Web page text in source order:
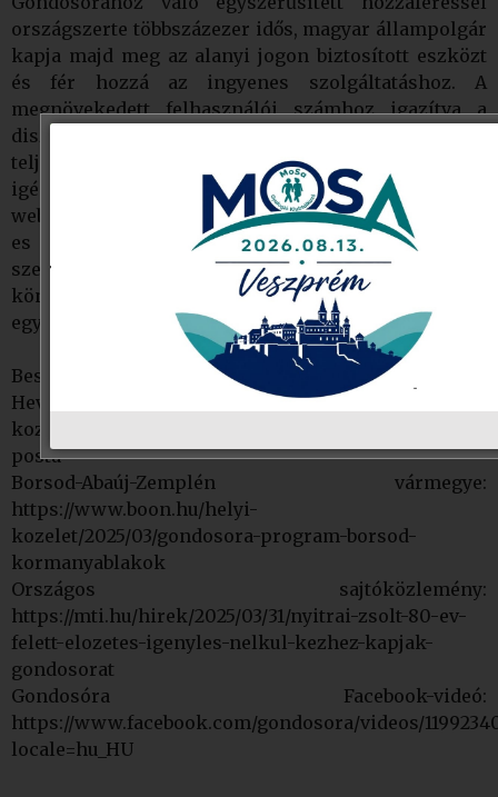
országszerte többszázezer idős, magyar állampolgár
kapja majd meg az alanyi jogon biztosított eszközt
és fér hozzá az ingyenes szolgáltatáshoz. A
megnövekedett felhasználói számhoz igazítva a
diszpécserközpont működése továbbra is
teljeskörűen biztosított. A regisztráció útján történő
igénylés továbbra is elérhető online, a gondosora.hu
weboldalon, az ingyenesen hívható, 0680 80 40 50-
es zöldszámon, papír alapon postai úton,
személyesen a kormányablakokban, a
könyvtárakban és számos gyógyszertárban
egyaránt.
Beszámoló és részletes tájékoztatás a bejelentésről:
Heves vármegye: https://www.heol.hu/helyi-
kozelet/2025/03/gondosora-heves-varmegye-magyar-
posta
Borsod-Abaúj-Zemplén vármegye:
https://www.boon.hu/helyi-
kozelet/2025/03/gondosora-program-borsod-
kormanyablakok
Országos sajtóközlemény:
https://mti.hu/hirek/2025/03/31/nyitrai-zsolt-80-ev-
felett-elozetes-igenyles-nelkul-kezhez-kapjak-
gondosorat
Gondosóra Facebook-videó:
https://www.facebook.com/gondosora/videos/
locale=hu_HU